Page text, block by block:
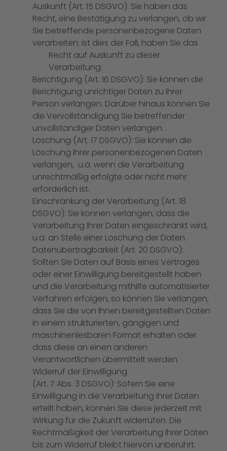
Auskunft (Art. 15 DSGVO): Sie haben das
Recht, eine Bestätigung zu verlangen, ob wir
Sie betreffende personenbezogene Daten
verarbeiten; ist dies der Fall, haben Sie das
Recht auf Auskunft zu dieser
Verarbeitung.
Berichtigung (Art. 16 DSGVO): Sie können die
Berichtigung unrichtiger Daten zu Ihrer
Person verlangen. Darüber hinaus können Sie
die Vervollständigung Sie betreffender
unvollständiger Daten verlangen.
Löschung (Art. 17 DSGVO): Sie können die
Löschung Ihrer personenbezogenen Daten
verlangen, u.a. wenn die Verarbeitung
unrechtmäßig erfolgte oder nicht mehr
erforderlich ist.
Einschränkung der Verarbeitung (Art. 18
DSGVO): Sie können verlangen, dass die
Verarbeitung Ihrer Daten eingeschränkt wird,
u.a. an Stelle einer Löschung der Daten.
Datenübertragbarkeit (Art. 20 DSGVO):
Sollten Sie Daten auf Basis eines Vertrages
oder einer Einwilligung bereitgestellt haben
und die Verarbeitung mithilfe automatisierter
Verfahren erfolgen, so können Sie verlangen,
dass Sie die von Ihnen bereitgestellten Daten
in einem strukturierten, gängigen und
maschinenlesbaren Format erhalten oder
dass diese an einen anderen
Verantwortlichen übermittelt werden.
Widerruf der Einwilligung
(Art. 7 Abs. 3 DSGVO): Sofern Sie eine
Einwilligung in die Verarbeitung Ihrer Daten
erteilt haben, können Sie diese jederzeit mit
Wirkung für die Zukunft widerrufen. Die
Rechtmäßigkeit der Verarbeitung Ihrer Daten
bis zum Widerruf bleibt hiervon unberührt.